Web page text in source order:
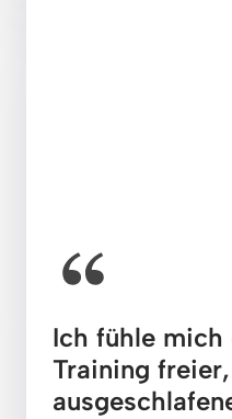
Ich fühle mich
Training